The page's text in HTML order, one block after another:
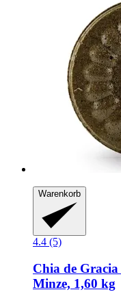
Warenkorb
4.4 (5)
Chia de Gracia
Minze, 1,60 kg